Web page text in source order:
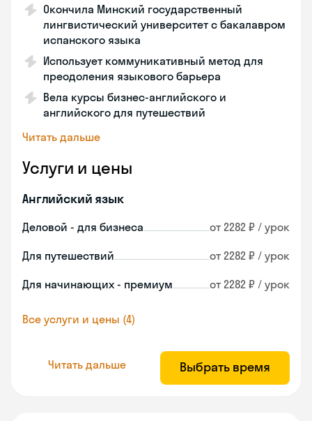
Окончила Минский государственный
лингвистический университет с бакалавром
испанского языка
Использует коммуникативный метод для
преодоления языкового барьера
Вела курсы бизнес-английского и
английского для путешествий
Читать дальше
Услуги и цены
Английский язык
Деловой - для бизнеса от 2282 ₽ / урок
Для путешествий от 2282 ₽ / урок
Для начинающих - премиум от 2282 ₽ / урок
Все услуги и цены (4)
Читать дальше Выбрать время